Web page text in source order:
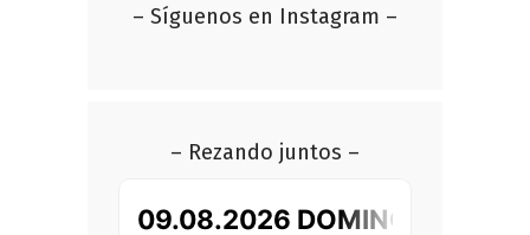
– Síguenos en Instagram –
– Rezando juntos –